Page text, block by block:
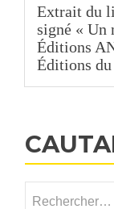
Extrait du
signé « Un
Éditions
Éditions